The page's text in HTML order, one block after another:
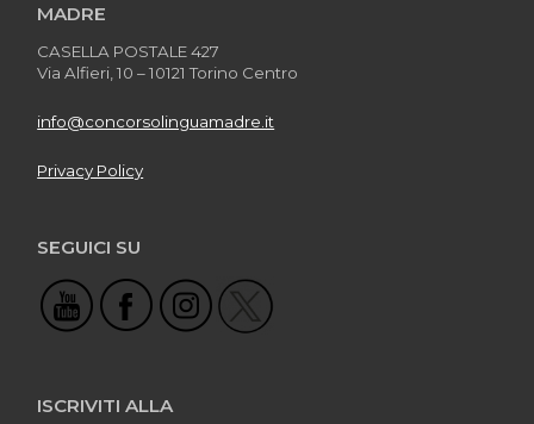
MADRE
CASELLA POSTALE 427
Via Alfieri, 10 – 10121 Torino Centro
info@concorsolinguamadre.it
Privacy Policy
SEGUICI SU
ISCRIVITI ALLA